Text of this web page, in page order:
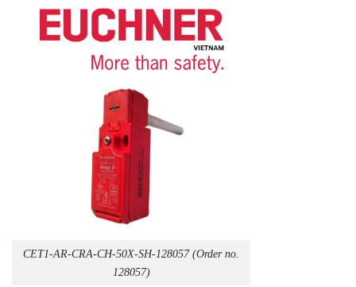
CET1-AR-CRA-CH-50X-SH-128057 (Order no.
128057)